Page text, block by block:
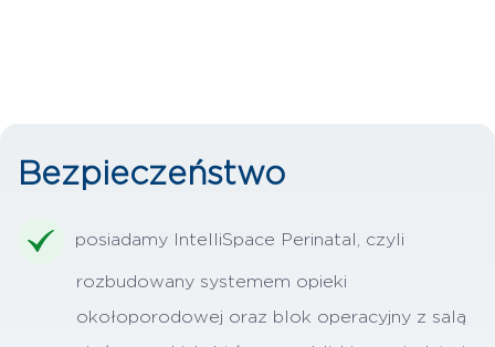
Bezpieczeństwo
posiadamy IntelliSpace Perinatal, czyli
rozbudowany systemem opieki
okołoporodowej oraz blok operacyjny z salą